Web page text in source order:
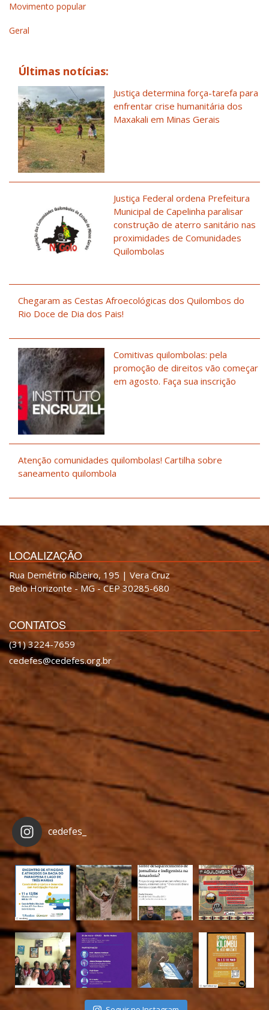
Movimento popular
Geral
Últimas notícias:
Justiça determina força-tarefa para
enfrentar crise humanitária dos
Maxakali em Minas Gerais
Justiça Federal ordena Prefeitura
Municipal de Capelinha paralisar
construção de aterro sanitário nas
proximidades de Comunidades
Quilombolas
Chegaram as Cestas Afroecológicas dos Quilombos do
Rio Doce de Dia dos Pais!
Comitivas quilombolas: pela
promoção de direitos vão começar
em agosto. Faça sua inscrição
Atenção comunidades quilombolas! Cartilha sobre
saneamento quilombola
LOCALIZAÇÃO
Rua Demétrio Ribeiro, 195 | Vera Cruz
Belo Horizonte - MG - CEP 30285-680
CONTATOS
(31) 3224-7659
cedefes@cedefes.org.br
cedefes_